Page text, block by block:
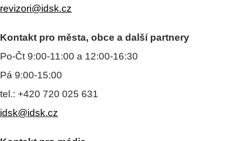
revizori@idsk.cz
Kontakt pro města, obce a další partnery
Po-Čt 9:00-11:00 a 12:00-16:30
Pá 9:00-15:00
tel.: +420 720 025 631
idsk@idsk.cz